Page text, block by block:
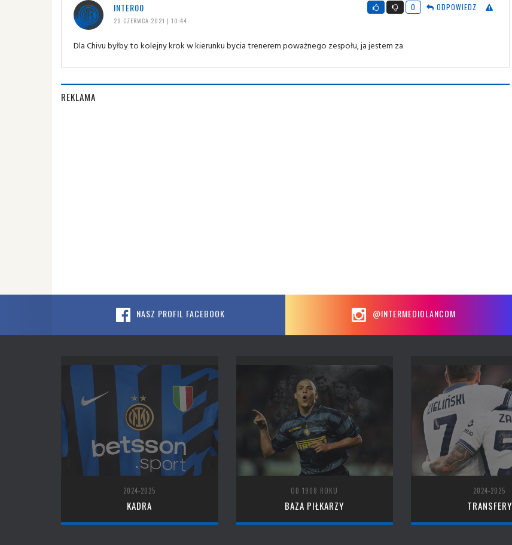
INTER00
29 CZERWCA 2021 | 10:44
0 ODPOWIEDZ
Dla Chivu byłby to kolejny krok w kierunku bycia trenerem poważnego zespołu, ja jestem za
REKLAMA
NASZ PROFIL FACEBOOK @INTERMEDIOLANCOM
2024-2025
KADRA
OD 1908 ROKU
BAZA PIŁKARZY
2024-2025
TRANSFERY